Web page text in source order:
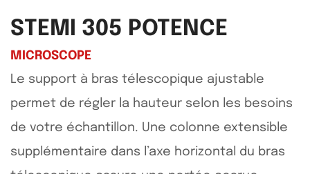
STEMI 305 POTENCE
MICROSCOPE
Le support à bras télescopique ajustable
permet de régler la hauteur selon les besoins
de votre échantillon. Une colonne extensible
supplémentaire dans l’axe horizontal du bras